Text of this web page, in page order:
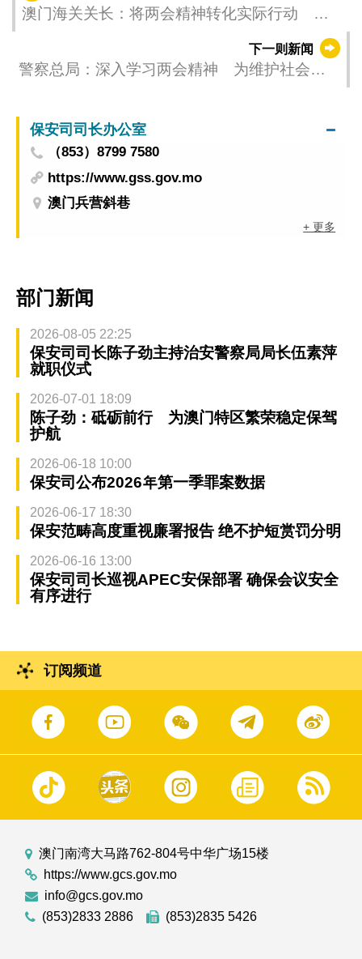
澳门海关关长：将两会精神转化实际行动 筑
下一则新闻
警察总局：深入学习两会精神 为维护社会祥
保安司司长办公室
（853）8799 7580
https://www.gss.gov.mo
澳门兵营斜巷
+ 更多
部门新闻
2026-08-05 22:25
保安司司长陈子劲主持治安警察局局长伍素萍
就职仪式
2026-07-01 18:09
陈子劲：砥砺前行 为澳门特区繁荣稳定保驾
护航
2026-06-18 10:00
保安司公布2026年第一季罪案数据
2026-06-17 18:30
保安范畴高度重视廉署报告 绝不护短赏罚分明
2026-06-16 13:00
保安司司长巡视APEC安保部署 确保会议安全
有序进行
订阅频道
澳门南湾大马路762-804号中华广场15楼
https://www.gcs.gov.mo
info@gcs.gov.mo
(853)2833 2886
(853)2835 5426